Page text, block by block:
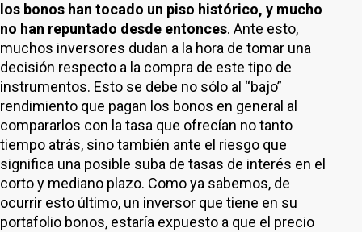
los bonos han tocado un piso histórico, y mucho
no han repuntado desde entonces. Ante esto,
muchos inversores dudan a la hora de tomar una
decisión respecto a la compra de este tipo de
instrumentos. Esto se debe no sólo al “bajo”
rendimiento que pagan los bonos en general al
compararlos con la tasa que ofrecían no tanto
tiempo atrás, sino también ante el riesgo que
significa una posible suba de tasas de interés en el
corto y mediano plazo. Como ya sabemos, de
ocurrir esto último, un inversor que tiene en su
portafolio bonos, estaría expuesto a que el precio